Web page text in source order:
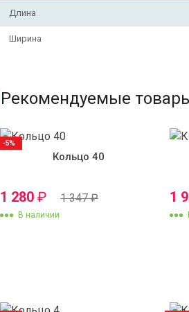
Длина
Ширина
Рекомендуемые
Кольцо 40
1 280 ₽ 1 347₽
В наличии
-5%
1